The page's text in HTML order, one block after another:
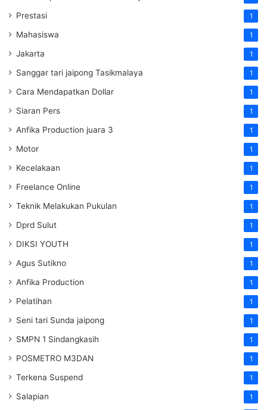
Prestasi 1
Mahasiswa 1
Jakarta 1
Sanggar tari jaipong Tasikmalaya 1
Cara Mendapatkan Dollar 1
Siaran Pers 1
Anfika Production juara 3 1
Motor 1
Kecelakaan 1
Freelance Online 1
Teknik Melakukan Pukulan 1
Dprd Sulut 1
DIKSI YOUTH 1
Agus Sutikno 1
Anfika Production 1
Pelatihan 1
Seni tari Sunda jaipong 1
SMPN 1 Sindangkasih 1
POSMETRO M3DAN 1
Terkena Suspend 1
Salapian 1